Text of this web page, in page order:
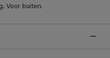
Voor buiten.